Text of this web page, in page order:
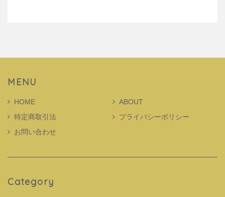
MENU
HOME
ABOUT
特定商取引法
プライバシーポリシー
お問い合わせ
Category